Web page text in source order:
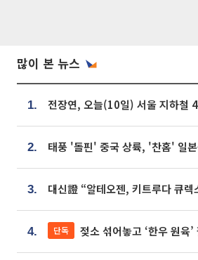
많이 본 뉴스
1.
2.
3.
4. 단독 젖소 섞어놓고 ‘한우 원육’ 팔이...공영